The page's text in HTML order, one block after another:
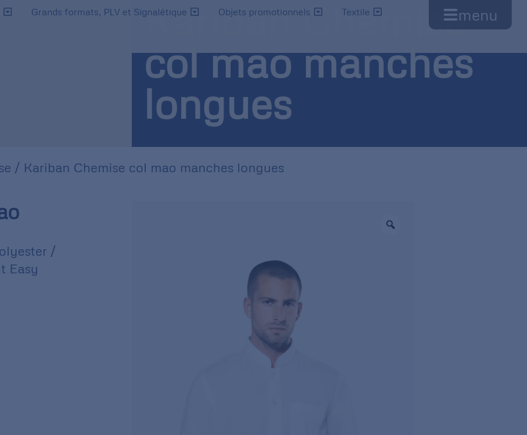
Grands formats, PLV et Signalétique Objets promotionnels Textile menu
Kariban Chemise
col mao manches
longues
/ Kariban Chemise col mao manches longues
/
Easy